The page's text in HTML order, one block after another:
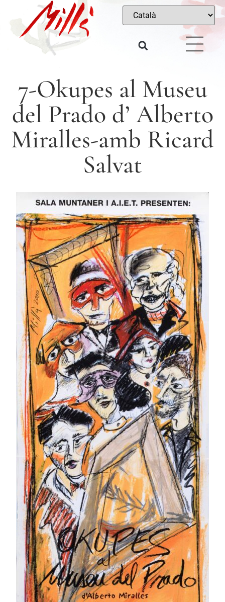
7-Okupes al Museu
del Prado d’ Alberto
Miralles-amb Ricard
Salvat